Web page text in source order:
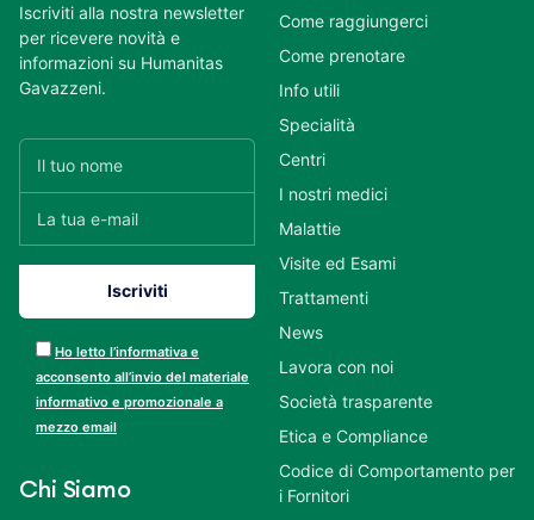
Iscriviti alla nostra newsletter
per ricevere novità e
informazioni su Humanitas
Gavazzeni.
Ho letto l’informativa e
acconsento all’invio del materiale
informativo e promozionale a
mezzo email
Chi Siamo
Come raggiungerci
Come prenotare
Info utili
Specialità
Centri
I nostri medici
Malattie
Visite ed Esami
Trattamenti
News
Lavora con noi
Società trasparente
Etica e Compliance
Codice di Comportamento per
i Fornitori